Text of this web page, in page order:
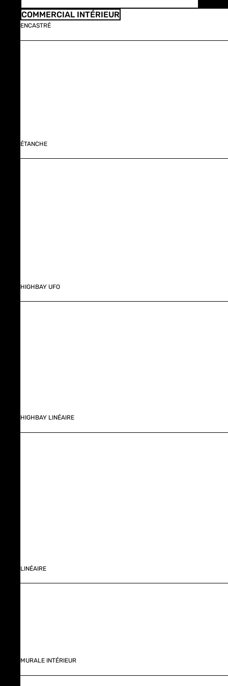
COMMERCIAL INTÉRIEUR
ENCASTRÉ
ÉTANCHE
HIGHBAY UFO
HIGHBAY LINÉAIRE
LINÉAIRE
MURALE INTÉRIEUR